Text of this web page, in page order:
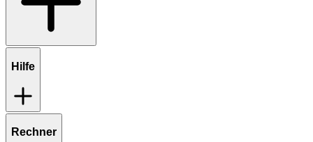
Hilfe
Rechner